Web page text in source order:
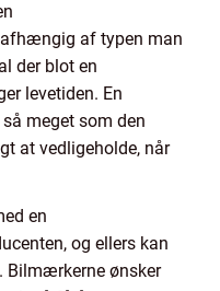
afhængig af typen man
der blot en
levetiden. En
meget som den
at vedligeholde, når
en
og ellers kan
Bilmærkerne ønsker